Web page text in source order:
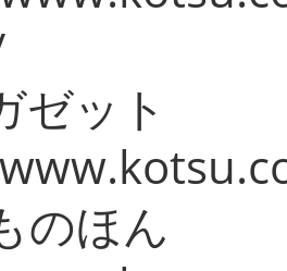
ゼット
のほん